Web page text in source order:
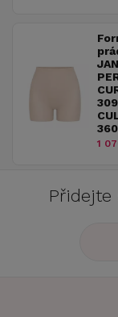
1
Přidejte